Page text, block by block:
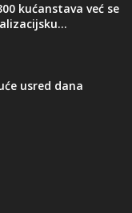
kućanstava već se
usred dana